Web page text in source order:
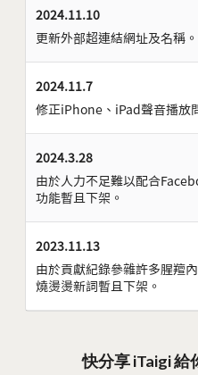
2024.11.10
更新外部超連結網址及名稱。
2024.11.7
修正iPhone、iPad聲音播放
2024.3.28
由於人力不足難以配合
功能暫且下架。
2023.11.13
由於貢獻紀錄參雜許多腥羶
燒燙燙新詞暫且下架。
快分享 iTaigi 給